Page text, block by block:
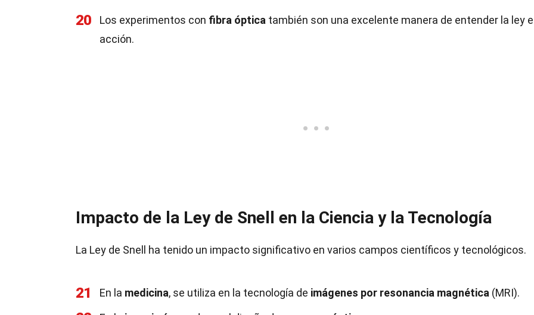
20 Los experimentos con fibra óptica también son una excelente manera de entender la ley
acción.
Impacto de la Ley de Snell en la Ciencia y la Tecnología
La Ley de Snell ha tenido un impacto significativo en varios campos científicos y tecnológicos.
21 En la medicina, se utiliza en la tecnología de imágenes por resonancia magnética (MRI).